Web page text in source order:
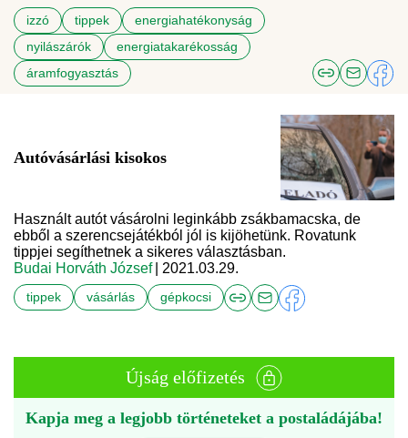
izzó tippek
energiahatékonyság
nyilászárók
energiatakarékosság
áramfogyasztás
Autóvásárlási kisokos
Használt autót vásárolni leginkább zsákbamacska, de
ebből a szerencsejátékból jól is kijöhetünk. Rovatunk
tippjei segíthetnek a sikeres választásban.
Budai Horváth József
| 2021.03.29.
tippek vásárlás gépkocsi
Újság előfizetés
Kapja meg a legjobb történeteket a postaládájába!